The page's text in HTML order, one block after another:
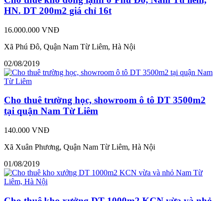
HN. DT 200m2 giá chỉ 16t
16.000.000 VNĐ
Xã Phú Đô, Quận Nam Từ Liêm, Hà Nội
02/08/2019
Cho thuê trường học, showroom ô tô DT 3500m2
tại quận Nam Từ Liêm
140.000 VNĐ
Xã Xuân Phương, Quận Nam Từ Liêm, Hà Nội
01/08/2019